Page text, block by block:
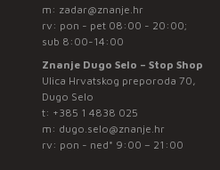
m: zadar@znanje.hr
rv: pon - pet 08:00 - 20:00;
sub 8:00-14:00
Znanje Dugo Selo – Stop Shop
Ulica Hrvatskog preporoda 70,
Dugo Selo
t: +385 1 4838 025
m: dugo.selo@znanje.hr
rv: pon - ned* 9:00 – 21:00